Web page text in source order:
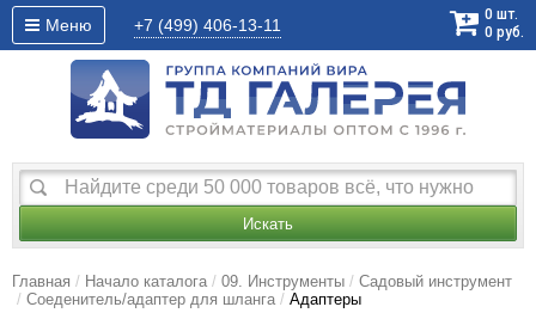
Меню +7 (499) 406-13-11
0 шт.
0 руб.
Искать
Главная Начало каталога 09. Инструменты
Садовый инструмент
Соеденитель/адаптер для шланга
Адаптеры